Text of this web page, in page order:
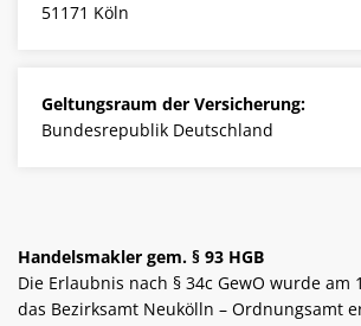
51171 Köln
Geltungsraum der Versicherung:
Bundesrepublik Deutschland
Handelsmakler gem. § 93 HGB
Die Erlaubnis nach § 34c GewO wurde am
das Bezirksamt Neukölln – Ordnungsamt